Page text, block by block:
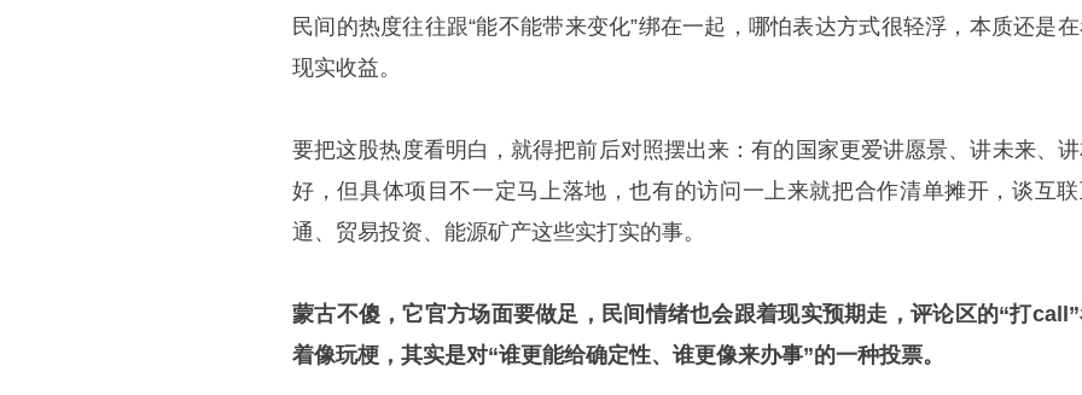
民间的热度往往跟“能不能带来变化”绑在一起，哪怕表达方式很轻浮，本质还是
现实收益。
要把这股热度看明白，就得把前后对照摆出来：有的国家更爱讲愿景、讲未来、
好，但具体项目不一定马上落地，也有的访问一上来就把合作清单摊开，谈互
通、贸易投资、能源矿产这些实打实的事。
蒙古不傻，它官方场面要做足，民间情绪也会跟着现实预期走，评论区的“打
着像玩梗，其实是对“谁更能给确定性、谁更像来办事”的一种投票。